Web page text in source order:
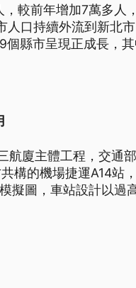
較前年增加7萬多人
口持續外流到新北
縣市呈現正成長，其
廈主體工程，交通
構的機場捷運A14站
擬圖，車站設計以過